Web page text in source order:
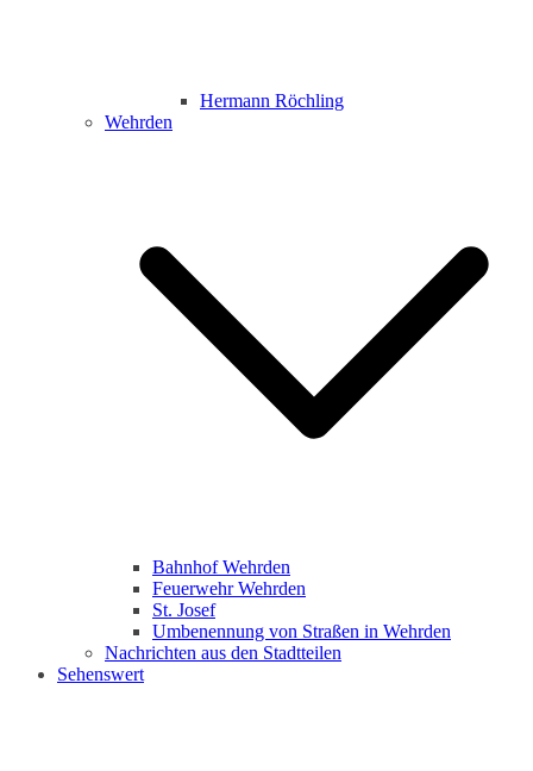
Hermann Röchling
Wehrden
Bahnhof Wehrden
Feuerwehr Wehrden
St. Josef
Umbenennung von Straßen in Wehrden
Nachrichten aus den Stadtteilen
Sehenswert